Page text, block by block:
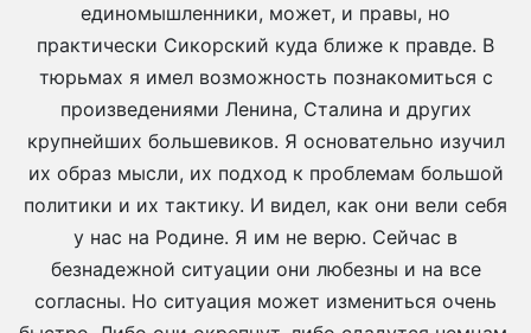
единомышленники, может, и правы, но
практически Сикорский куда ближе к правде. В
тюрьмах я имел возможность познакомиться с
произведениями Ленина, Сталина и других
крупнейших большевиков. Я основательно изучил
их образ мысли, их подход к проблемам большой
политики и их тактику. И видел, как они вели себя
у нас на Родине. Я им не верю. Сейчас в
безнадежной ситуации они любезны и на все
согласны. Но ситуация может измениться очень